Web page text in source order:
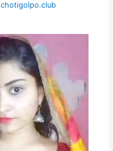
chotigolpo.club